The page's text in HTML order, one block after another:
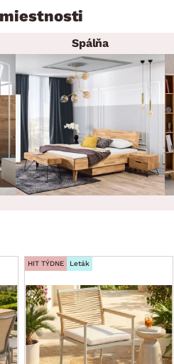
Spálňa
HIT TÝDNE Leták